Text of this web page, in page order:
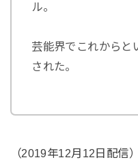
ル。
芸能界でこれからと
された。
（2019年12月12日配信）